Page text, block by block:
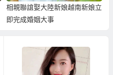
相親聯誼娶大陸新娘越南新娘立
即完成婚姻大事